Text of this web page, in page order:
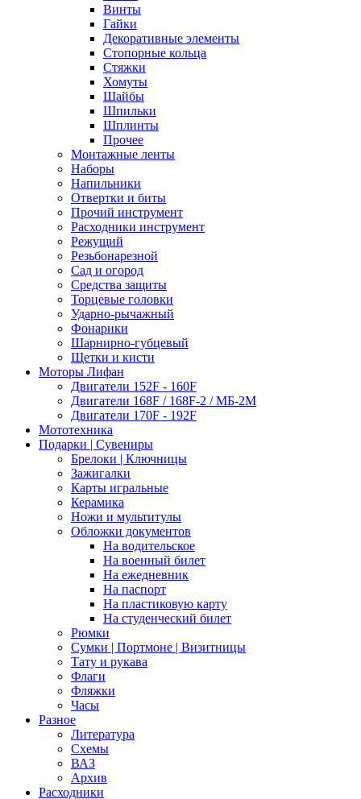
Винты
Гайки
Декоративные элементы
Стопорные кольца
Стяжки
Хомуты
Шайбы
Шпильки
Шплинты
Прочее
Монтажные ленты
Наборы
Напильники
Отвертки и биты
Прочий инструмент
Расходники инструмент
Режущий
Резьбонарезной
Сад и огород
Средства защиты
Торцевые головки
Ударно-рычажный
Фонарики
Шарнирно-губцевый
Щетки и кисти
Моторы Лифан
Двигатели 152F - 160F
Двигатели 168F / 168F-2 / МБ-2М
Двигатели 170F - 192F
Мототехника
Подарки | Сувениры
Брелоки | Ключницы
Зажигалки
Карты игральные
Керамика
Ножи и мультитулы
Обложки документов
На водительское
На военный билет
На ежедневник
На паспорт
На пластиковую карту
На студенческий билет
Рюмки
Сумки | Портмоне | Визитницы
Тату и рукава
Флаги
Фляжки
Часы
Разное
Литература
Схемы
ВАЗ
Архив
Расходники